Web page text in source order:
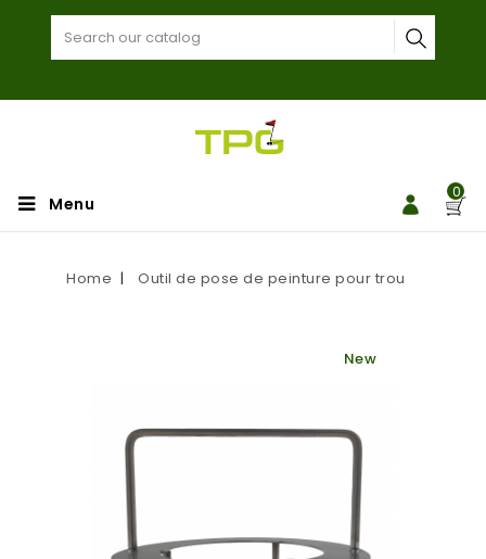
0
Menu
Home Outil de pose de peinture pour trou
New